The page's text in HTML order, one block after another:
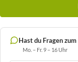
Hast du Fragen
Mo. – Fr. 9 – 16 Uhr